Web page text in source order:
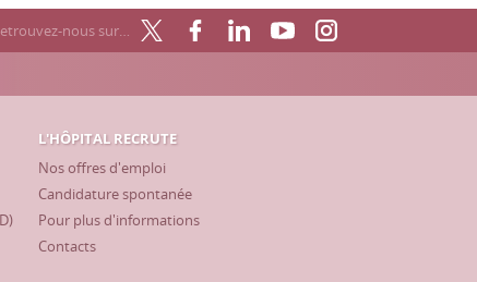
nous sur…
L'HÔPITAL RECRUTE
Nos offres d'emploi
Candidature spontanée
Pour plus d'informations
Contacts